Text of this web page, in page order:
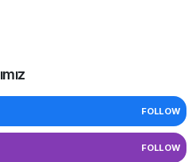
FOLLOW
FOLLOW